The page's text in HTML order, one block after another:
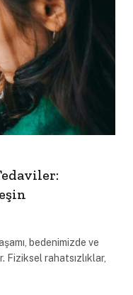
bedenimizde ve
Fiziksel rahatsızlıklar,